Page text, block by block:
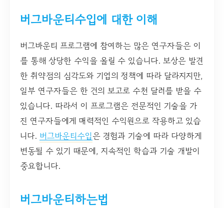
버그바운티수입에 대한 이해
버그바운티 프로그램에 참여하는 많은 연구자들은 이
를 통해 상당한 수익을 올릴 수 있습니다. 보상은 발견
한 취약점의 심각도와 기업의 정책에 따라 달라지지만,
일부 연구자들은 한 건의 보고로 수천 달러를 받을 수
있습니다. 따라서 이 프로그램은 전문적인 기술을 가
진 연구자들에게 매력적인 수익원으로 작용하고 있습
니다. 버그바운티수입은 경험과 기술에 따라 다양하게
변동될 수 있기 때문에, 지속적인 학습과 기술 개발이
중요합니다.
버그바운티하는법